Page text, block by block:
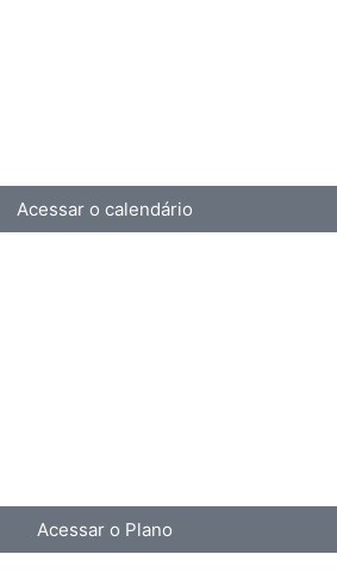
Acessar o calendário
Acessar o Plano